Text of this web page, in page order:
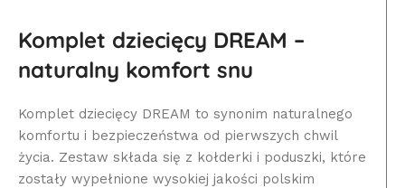
Komplet dziecięcy DREAM –
naturalny komfort snu
Komplet dziecięcy DREAM to synonim naturalnego
komfortu i bezpieczeństwa od pierwszych chwil
życia. Zestaw składa się z kołderki i poduszki, które
zostały wypełnione wysokiej jakości polskim